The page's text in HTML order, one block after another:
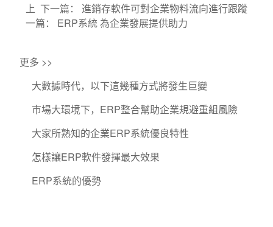
下一篇： 進銷存軟件可對企業物料流向進行跟蹤
上
一篇： ERP系統 為企業發展提供助力
更多 >>
大數據時代，以下這幾種方式將發生巨變
市場大環境下，ERP整合幫助企業規避重組風險
大家所熟知的企業ERP系統優良特性
怎樣讓ERP軟件發揮最大效果
ERP系統的優勢